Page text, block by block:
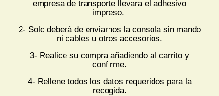
empresa de transporte llevara el adhesivo
impreso.
2- Solo deberá de enviarnos la consola sin mando
ni cables u otros accesorios.
3- Realice su compra añadiendo al carrito y
confirme.
4- Rellene todos los datos requeridos para la
recogida.